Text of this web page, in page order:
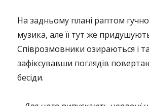
На задньому плані раптом
музика, але її тут же
Співрозмовники озираються і
зафіксувавши поглядів
бесіди.